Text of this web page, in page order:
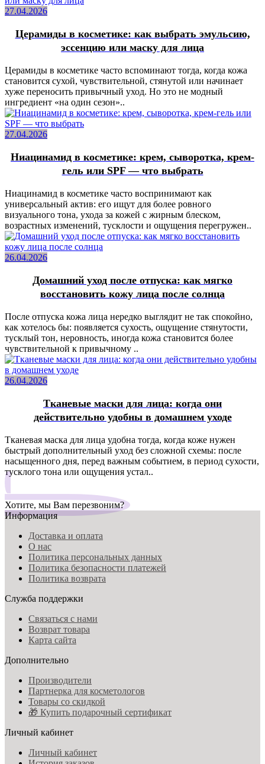
27.04.2026
Церамиды в косметике: как выбрать эмульсию,
эссенцию или маску для лица
Церамиды в косметике часто вспоминают тогда, когда кожа
становится сухой, чувствительной, стянутой или начинает
хуже переносить привычный уход. Но это не модный
ингредиент «на один сезон»..
27.04.2026
Ниацинамид в косметике: крем, сыворотка, крем-
гель или SPF — что выбрать
Ниацинамид в косметике часто воспринимают как
универсальный актив: его ищут для более ровного
визуального тона, ухода за кожей с жирным блеском,
возрастных изменений, тусклости и ощущения перегружен..
26.04.2026
Домашний уход после отпуска: как мягко
восстановить кожу лица после солнца
После отпуска кожа лица нередко выглядит не так спокойно,
как хотелось бы: появляется сухость, ощущение стянутости,
тусклый тон, неровность, иногда кожа становится более
чувствительной к привычному ..
26.04.2026
Тканевые маски для лица: когда они
действительно удобны в домашнем уходе
Тканевая маска для лица удобна тогда, когда коже нужен
быстрый дополнительный уход без сложной схемы: после
насыщенного дня, перед важным событием, в период сухости,
тусклого тона или ощущения устал..
Хотите, мы Вам перезвоним?
Информация
Доставка и оплата
О нас
Политика персональных данных
Политика безопасности платежей
Политика возврата
Служба поддержки
Связаться с нами
Возврат товара
Карта сайта
Дополнительно
Производители
Партнерка для косметологов
Товары со скидкой
🎁 Купить подарочный сертификат
Личный кабинет
Личный кабинет